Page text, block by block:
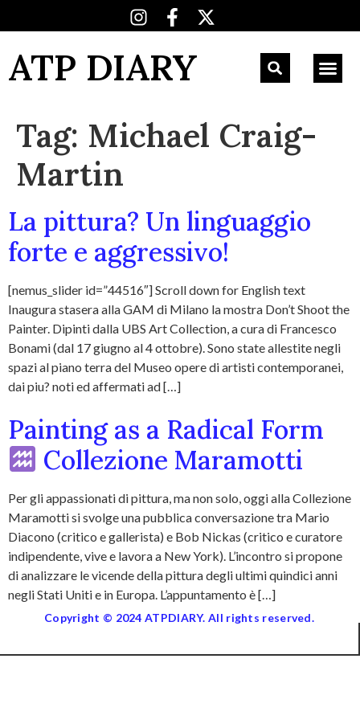
ATP DIARY
Tag: Michael Craig-
Martin
La pittura? Un linguaggio
forte e aggressivo!
[nemus_slider id=”44516″] Scroll down for English text
Inaugura stasera alla GAM di Milano la mostra Don’t Shoot the
Painter. Dipinti dalla UBS Art Collection, a cura di Francesco
Bonami (dal 17 giugno al 4 ottobre). Sono state allestite negli
spazi al piano terra del Museo opere di artisti contemporanei,
dai piu? noti ed affermati ad […]
Painting as a Radical Form
Collezione Maramotti
Per gli appassionati di pittura, ma non solo, oggi alla Collezione
Maramotti si svolge una pubblica conversazione tra Mario
Diacono (critico e gallerista) e Bob Nickas (critico e curatore
indipendente, vive e lavora a New York). L’incontro si propone
di analizzare le vicende della pittura degli ultimi quindici anni
negli Stati Uniti e in Europa. L’appuntamento è […]
Copyright © 2024 ATPDIARY. All rights reserved.